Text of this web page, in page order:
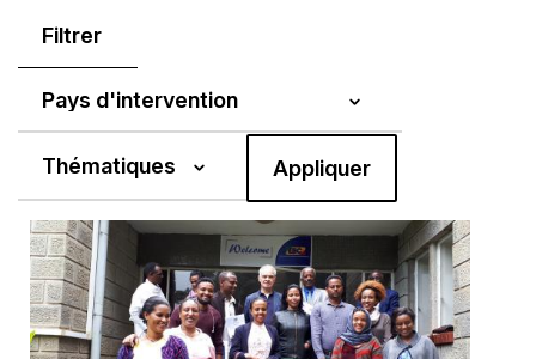
Filtrer